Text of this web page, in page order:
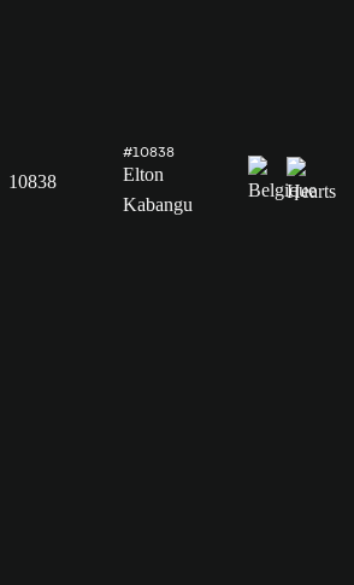
10838
#10838
Elton
Kabangu